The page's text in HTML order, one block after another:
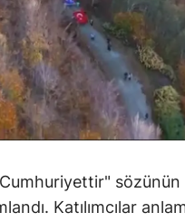
Kars
Kastamonu
Kayseri
Kırklareli
Kocaeli
sözünün
Katılımcılar